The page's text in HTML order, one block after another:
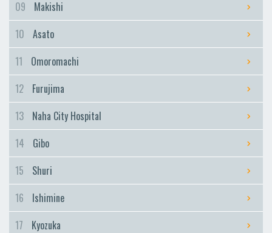
Ishimine
Tedako-Uranishi
Gibo
Kyozuka
09
Makishi
10
Asato
11
Omoromachi
12
Furujima
13
Naha City Hospital
14
Gibo
15
Shuri
16
Ishimine
17
Kyozuka